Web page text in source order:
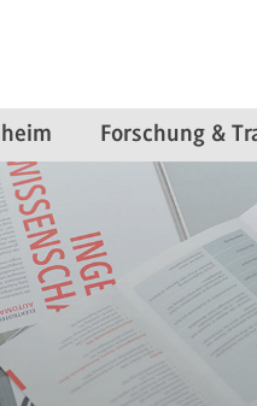
Forschung &